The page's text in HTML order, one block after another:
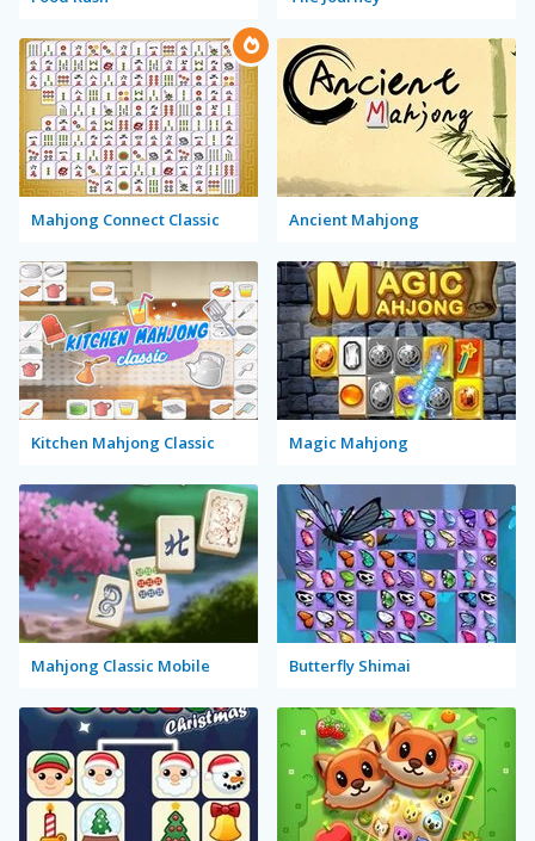
Mahjong Connect Classic Ancient Mahjong
Kitchen Mahjong Classic Magic Mahjong
Mahjong Classic Mobile Butterfly Shimai